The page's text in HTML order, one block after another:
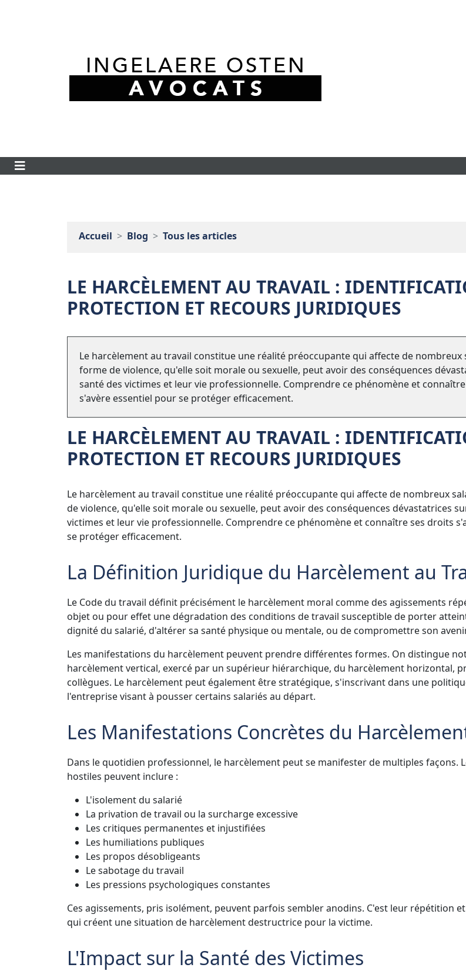
Accueil Blog Tous les articles
LE HARCÈLEMENT AU TRAVAIL :
PROTECTION ET RECOURS JURIDIQUES
Le harcèlement au travail constitue une réalité préoccupante qui affecte de nombreux
forme de violence, qu'elle soit morale ou sexuelle, peut avoir des conséquences
santé des victimes et leur vie professionnelle. Comprendre ce phénomène et
s'avère essentiel pour se protéger efficacement.
LE HARCÈLEMENT AU TRAVAIL :
PROTECTION ET RECOURS JURIDIQUES
Le harcèlement au travail constitue une réalité préoccupante qui affecte de nombreux
de violence, qu'elle soit morale ou sexuelle, peut avoir des conséquences dévastatrices
victimes et leur vie professionnelle. Comprendre ce phénomène et connaître ses droits
se protéger efficacement.
La Définition Juridique du Harcèlement au
Le Code du travail définit précisément le harcèlement moral comme des agissements
objet ou pour effet une dégradation des conditions de travail susceptible de porter
dignité du salarié, d'altérer sa santé physique ou mentale, ou de compromettre son
Les manifestations du harcèlement peuvent prendre différentes formes. On distingue
harcèlement vertical, exercé par un supérieur hiérarchique, du harcèlement horizontal,
collègues. Le harcèlement peut également être stratégique, s'inscrivant dans une
l'entreprise visant à pousser certains salariés au départ.
Les Manifestations Concrètes du
Dans le quotidien professionnel, le harcèlement peut se manifester de multiples façons.
hostiles peuvent inclure :
L'isolement du salarié
La privation de travail ou la surcharge excessive
Les critiques permanentes et injustifiées
Les humiliations publiques
Les propos désobligeants
Le sabotage du travail
Les pressions psychologiques constantes
Ces agissements, pris isolément, peuvent parfois sembler anodins. C'est leur répétition
qui créent une situation de harcèlement destructrice pour la victime.
L'Impact sur la Santé des Victimes